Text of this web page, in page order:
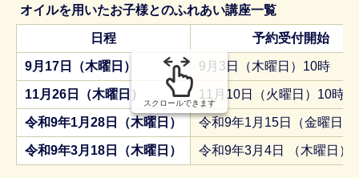
み
の
オイルを用いたお子様とのふれあい講座一覧
日程 予約受付開始
9月17日（木曜日） 9月3日（木曜日）10時
11月26日（木曜日） 11月10日（火曜日）10時
令和9年1月28日（木曜日） 令和9年1月15日（金曜日）
令和9年3月18日（木曜日） 令和9年3月4日 （木曜日）
スクロールできます